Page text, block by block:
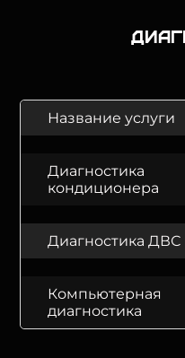
Название услуги
Диагностика
кондиционера
Диагностика ДВС
Компьютерная
диагностика